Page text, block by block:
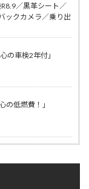
／黒革シート／
ックカメラ／乗り出
の車検2年付」
の低燃費！」